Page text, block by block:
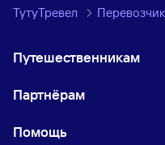
ТутуТревел
Путешественникам
Партнёрам
Помощь